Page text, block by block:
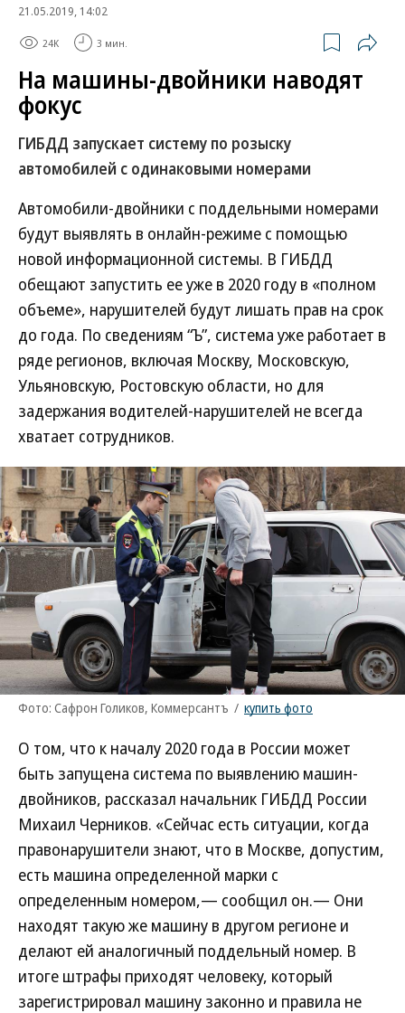
21.05.2019, 14:02
24K 3 мин.
На машины-двойники наводят
фокус
ГИБДД запускает систему по розыску
автомобилей с одинаковыми номерами
Автомобили-двойники с поддельными номерами
будут выявлять в онлайн-режиме с помощью
новой информационной системы. В ГИБДД
обещают запустить ее уже в 2020 году в «полном
объеме», нарушителей будут лишать прав на срок
до года. По сведениям “Ъ”, система уже работает в
ряде регионов, включая Москву, Московскую,
Ульяновскую, Ростовскую области, но для
задержания водителей-нарушителей не всегда
хватает сотрудников.
Фото: Сафрон Голиков, Коммерсантъ / купить фото
О том, что к началу 2020 года в России может
быть запущена система по выявлению машин-
двойников, рассказал начальник ГИБДД России
Михаил Черников. «Сейчас есть ситуации, когда
правонарушители знают, что в Москве, допустим,
есть машина определенной марки с
определенным номером,— сообщил он.— Они
находят такую же машину в другом регионе и
делают ей аналогичный поддельный номер. В
итоге штрафы приходят человеку, который
зарегистрировал машину законно и правила не